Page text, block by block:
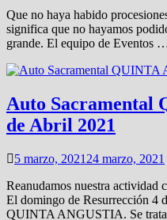
Que no haya habido
significa que no hayamos
grande. El equipo de Eventos
Auto Sacramental
de Abril 2021
5 marzo, 2021 24 marzo, 2021
Reanudamos nuestra actividad
El domingo de Resurrección 4
QUINTA ANGUSTIA. Se